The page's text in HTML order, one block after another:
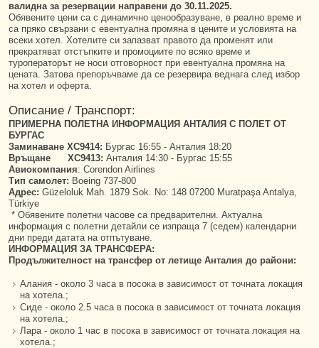
валидна за резервации направени до 30.11.2025.
Обявените цени са с динамично ценообразуване, в реално време и
са пряко свързани с евентуална промяна в цените и условията на
всеки хотел. Хотелите си запазват правото да променят или
прекратяват отстъпките и промоциите по всяко време и
туроператорът не носи отговорност при евентуална промяна на
цената. Затова препоръчваме да се резервира веднага след избор
на хотел и оферта.
Описание / Транспорт:
ПРИМЕРНА ПОЛЕТНА ИНФОРМАЦИЯ АНТАЛИЯ С ПОЛЕТ ОТ
БУРГАС
Заминаване XC9414: Бургас 16:55 - Анталия 18:20
Връщане XC9413: Анталия 14:30 - Бургас 15:55
Авиокомпания: Corendon Airlines
Тип самолет: Boeing 737-800
Адрес: Güzeloluk Mah. 1879 Sok. No: 148 07200 Muratpaşa Antalya,
Türkiye
* Обявените полетни часове са предварителни. Актуална
информация с полетни детайли се изпраща 7 (седем) календарни
дни преди датата на отпътуване.
ИНФОРМАЦИЯ ЗА ТРАНСФЕРА:
Продължителност на трансфер от летище Анталия до райони:
Алания - около 3 часа в посока в зависимост от точната локация
на хотела.;
Сиде - около 2.5 часа в посока в зависимост от точната локация
на хотела.;
Лара - около 1 час в посока в зависимост от точната локация на
хотела.;